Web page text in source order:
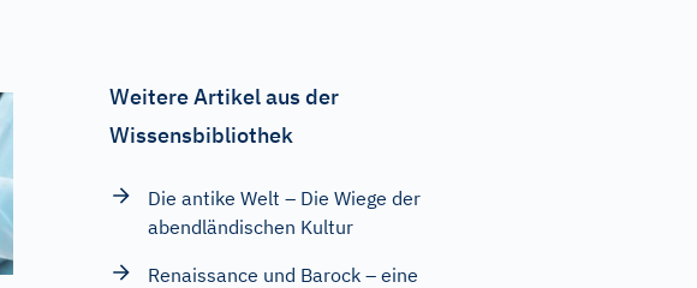
Weitere Artikel aus der
Wissensbibliothek
Die antike Welt – Die Wiege der
abendländischen Kultur
Renaissance und Barock – eine